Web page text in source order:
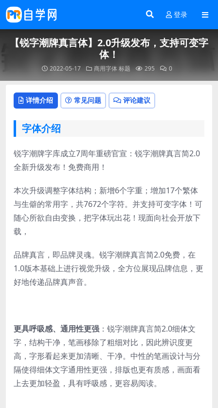
登录
【锐字潮牌真言体】2.0升级发布，支持可变字
体！
2022-05-17 商用字体标题 295 0
详情介绍 常见问题 评论建议
字体介绍
锐字潮牌字库成立7周年重磅官宣：锐字潮牌真言简2.0
全新升级发布！免费商用！
本次升级调整字体结构；新增6个字重；增加17个繁体
与生僻的常用字，共7672个字符。并支持可变字体！可
随心所欲自由变换，把字体玩出花！现面向社会开放下
载，
品牌真言，即品牌灵魂。锐字潮牌真言简2.0免费，在
1.0版本基础上进行视觉升级，全方位展现品牌信息，更
好地传递品牌真声音。
更具呼吸感、通用性更强 ：锐字潮牌真言简2.0细体文
字，结构干净，笔画移除了粗细对比，因此辨识度更
高，字形看起来更加清晰、干净。中性的笔画设计与分
隔使得细体文字通用性更强，排版也更有质感，画面看
上去更加轻盈，具有呼吸感，更容易阅读。